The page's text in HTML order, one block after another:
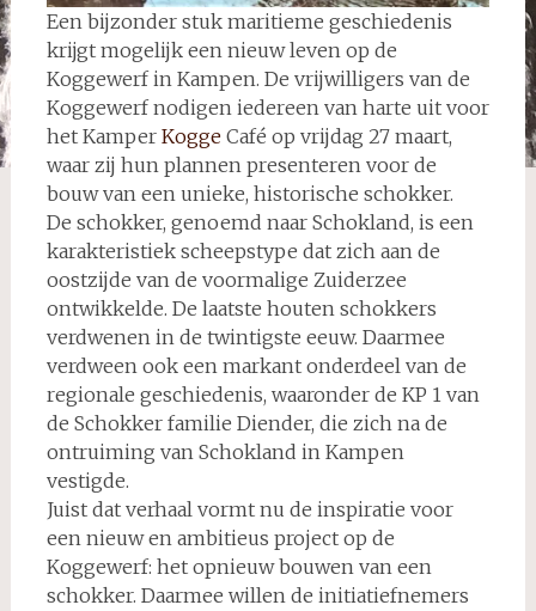
Een bijzonder stuk maritieme geschiedenis
krijgt mogelijk een nieuw leven op de
Koggewerf in Kampen. De vrijwilligers van de
Koggewerf nodigen iedereen van harte uit voor
het Kamper KoggeCafé op vrijdag 27 maart,
waar zij hun plannen presenteren voor de
bouw van een unieke, historische schokker.
De schokker, genoemd naar Schokland, is een
karakteristiek scheepstype dat zich aan de
oostzijde van de voormalige Zuiderzee
ontwikkelde. De laatste houten schokkers
verdwenen in de twintigste eeuw. Daarmee
verdween ook een markant onderdeel van de
regionale geschiedenis, waaronder de KP 1 van
de Schokker familie Diender, die zich na de
ontruiming van Schokland in Kampen
vestigde.
Juist dat verhaal vormt nu de inspiratie voor
een nieuw en ambitieus project op de
Koggewerf: het opnieuw bouwen van een
schokker. Daarmee willen de initiatiefnemers